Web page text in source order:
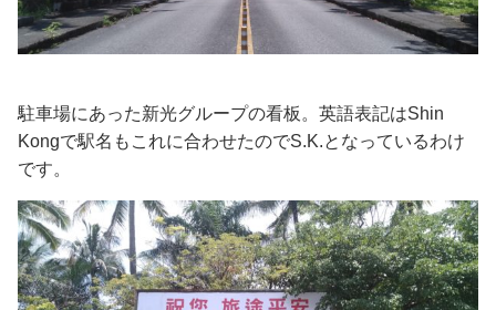
駐車場にあった新光グループの看板。英語表記はShin
Kongで駅名もこれに合わせたのでS.K.となっているわけ
です。